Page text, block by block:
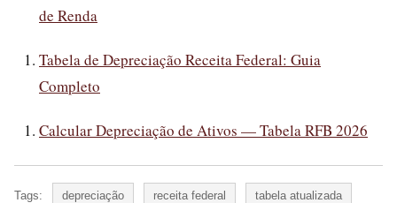
de Renda
Tabela de Depreciação Receita Federal: Guia
Completo
Calcular Depreciação de Ativos — Tabela RFB 2026
Tags: depreciação receita federal tabela atualizada